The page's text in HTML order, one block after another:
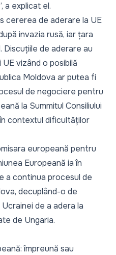
a explicat el.
cererea de aderare la UE
invazia rusă, iar țara
Discuțiile de aderare au
vizând o posibilă
Moldova ar putea fi
de negociere pentru
la Summitul Consiliului
contextul dificultăților
europeană pentru
Europeană ia în
a continua procesul de
decuplând-o de
de a adera la
de Ungaria.
împreună sau